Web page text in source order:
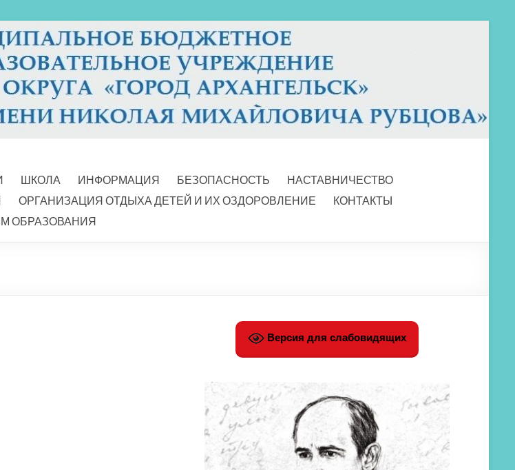
ШКОЛА ИНФОРМАЦИЯ БЕЗОПАСНОСТЬ
НАСТАВНИЧЕСТВО
ОРГАНИЗАЦИЯ ОТДЫХА ДЕТЕЙ И ИХ ОЗДОРОВЛЕНИЕ
КОНТАКТЫ
ОБРАЗОВАНИЯ
Версия для слабовидящих